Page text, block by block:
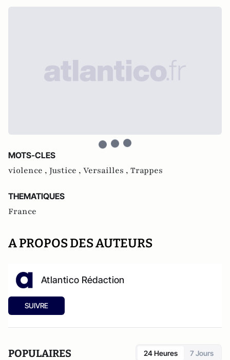
MOTS-CLES
violence , Justice , Versailles , Trappes
THEMATIQUES
France
A PROPOS DES AUTEURS
Atlantico Rédaction
SUIVRE
POPULAIRES 24 Heures 7 Jours